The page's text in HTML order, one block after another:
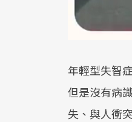
年輕型失智
但是沒有病
失、與人衝